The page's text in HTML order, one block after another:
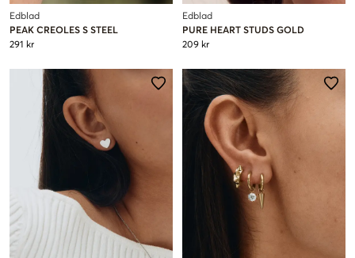
Edblad
PEAK CREOLES S STEEL
291 kr
Edblad
PURE HEART STUDS GOLD
209 kr